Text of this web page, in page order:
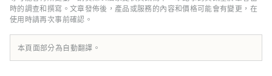
時的調查和撰寫。文章發佈後，產品或服務的內容和價格可能會有變更，在
使用時請再次事前確認。
本頁面部分為自動翻譯。